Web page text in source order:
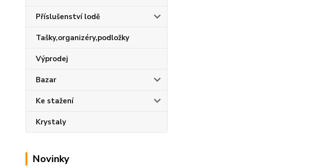
Příslušenství lodě
Tašky,organizéry,podložky
Výprodej
Bazar
Ke stažení
Krystaly
Novinky